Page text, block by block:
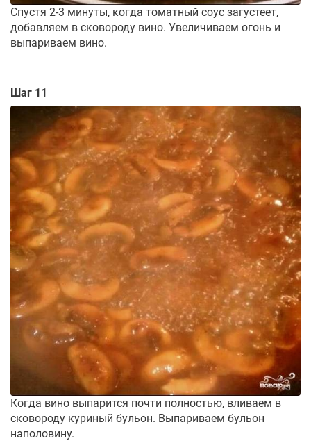
Спустя 2-3 минуты, когда томатный соус загустеет,
добавляем в сковороду вино. Увеличиваем огонь и
выпариваем вино.
Шаг 11
Когда вино выпарится почти полностью, вливаем в
сковороду куриный бульон. Выпариваем бульон
наполовину.